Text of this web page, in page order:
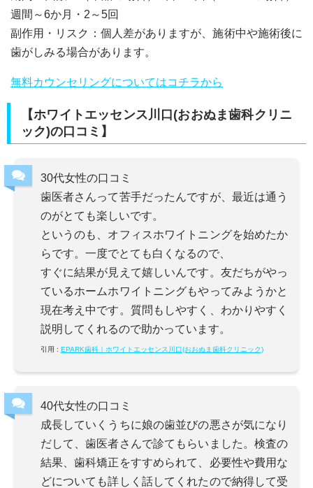
週間～6か月・2～5回
副作用・リスク：個人差がありますが、施術中や施術後に
歯がしみる場合があります。
無料カウンセリングについてはコチラから
【ホワイトエッセンス川口(おおぬま歯科クリニ
ック)の口コミ】
30代女性の口コミ
歯医者さんって苦手だったんですが、最近は通う
のがとても楽しいです。
というのも、オフィスホワイトニングを始めたか
らです。一度でとても白くなるので、
すぐに結果が見えて嬉しいんです。友だちがやっ
ているホームホワイトニングもやってみようかと
現在考え中です。質問もしやすく、わかりやすく
説明してくれるので助かっています。
引用 : EPARK歯科｜ホワイトエッセンス川口(おおぬま歯科クリニック)
40代女性の口コミ
成長していくうちに娘の歯並びの悪さが気になり
だして、歯医者さんで診てもらいました。検査の
結果、歯科矯正をすすめられて、必要性や費用な
どについても詳しく話してくれたので納得して受